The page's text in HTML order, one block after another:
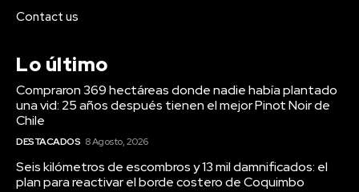
Contact us
Lo último
Compraron 369 hectáreas donde nadie había plantado
una vid: 25 años después tienen el mejor Pinot Noir de
Chile
DESTACADOS 8 Agosto, 2026
Seis kilómetros de escombros y 13 mil damnificados: el
plan para reactivar el borde costero de Coquimbo